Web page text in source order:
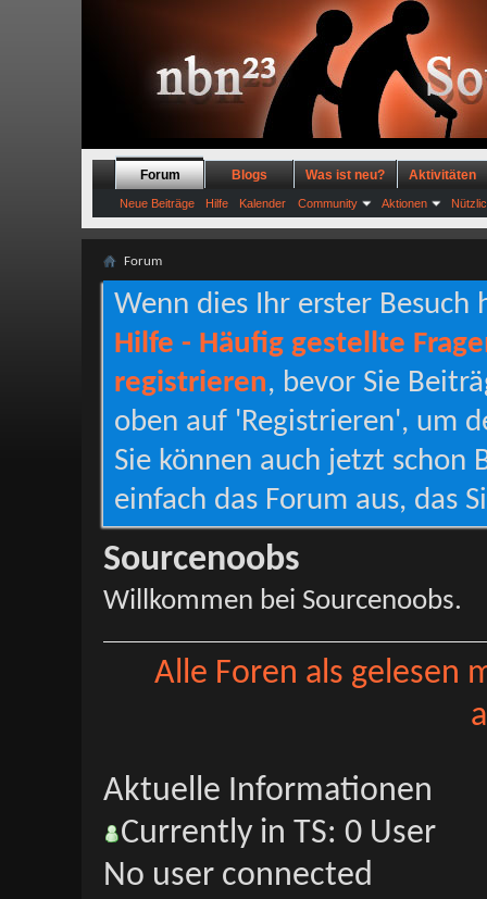
Forum
Neue Beiträge Hilfe Kalender Community Aktionen
Blogs Was ist neu? Aktivitäten
Forum
Wenn dies Ihr erster Besuch
Hilfe - Häufig gestellte
registrieren, bevor Sie
oben auf 'Registrieren', um
Sie können auch jetzt schon
einfach das Forum aus, das
Sourcenoobs
Willkommen bei Sourcenoobs.
Alle Foren als gelesen
Aktuelle Informationen
Currently in TS: 0 User
No user connected